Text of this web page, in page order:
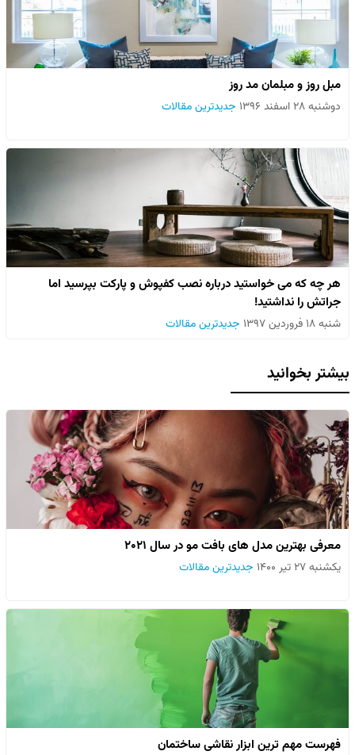
مبل روز و مبلمان مد روز
دوشنبه ۲۸ اسفند ۱۳۹۶ جدیدترین مقالات
هر چه که می خواستید درباره نصب کفپوش و پارکت بپرسید اما
جراتش را نداشتید!
شنبه ۱۸ فروردین ۱۳۹۷ جدیدترین مقالات
بیشتر بخوانید
معرفی بهترین مدل های بافت مو در سال ۲۰۲۱
یکشنبه ۲۷ تیر ۱۴۰۰ جدیدترین مقالات
فهرست مهم ترین ابزار نقاشی ساختمان